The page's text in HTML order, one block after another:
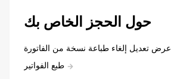
حول الحجز الخاص بك
عرض تعديل إلغاء طباعة نسخة من الفاتورة
طبع الفواتير